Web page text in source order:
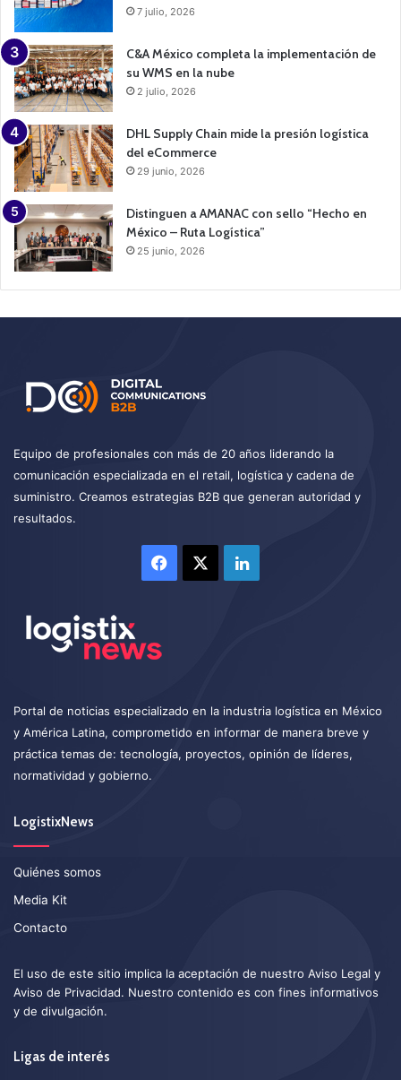
7 julio, 2026
C&A México completa la implementación de
su WMS en la nube
2 julio, 2026
DHL Supply Chain mide la presión logística
del eCommerce
29 junio, 2026
Distinguen a AMANAC con sello “Hecho en
México – Ruta Logística”
25 junio, 2026
Equipo de profesionales con más de 20 años liderando la
comunicación especializada en el retail, logística y cadena de
suministro. Creamos estrategias B2B que generan autoridad y
resultados.
Facebook LinkedIn
Portal de noticias especializado en la industria logística en México
y América Latina, comprometido en informar de manera breve y
práctica temas de: tecnología, proyectos, opinión de líderes,
normatividad y gobierno.
LogistixNews
Quiénes somos
Media Kit
Contacto
El uso de este sitio implica la aceptación de nuestro Aviso Legal y
Aviso de Privacidad. Nuestro contenido es con fines informativos
y de divulgación.
Ligas de interés